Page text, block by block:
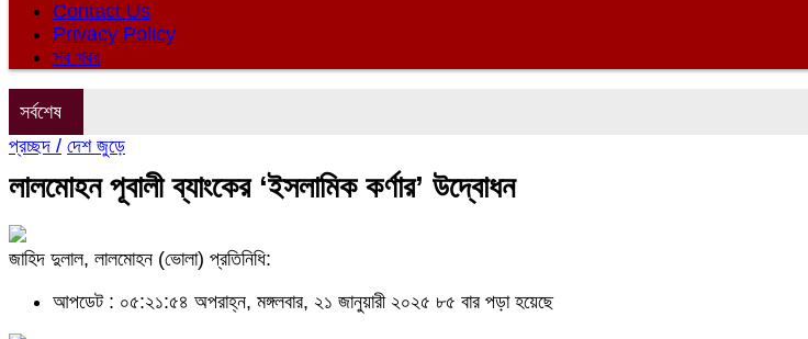
Contact Us
Privacy Policy
সব খবর
সর্বশেষ
প্রচ্ছদ / দেশ জুড়ে
লালমোহন পূবালী ব্যাংকের ‘ইসলামিক কর্ণার’ উদ্বোধন
জাহিদ দুলাল, লালমোহন (ভোলা) প্রতিনিধি:
আপডেট : ০৫:২১:৫৪ অপরাহ্ন, মঙ্গলবার, ২১ জানুয়ারী ২০২৫ ৮৫ বার পড়া হয়েছে